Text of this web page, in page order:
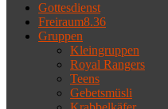
Gottesdienst
Freiraum8.36
Gruppen
Kleingruppen
Royal Rangers
Teens
Gebetsmüsli